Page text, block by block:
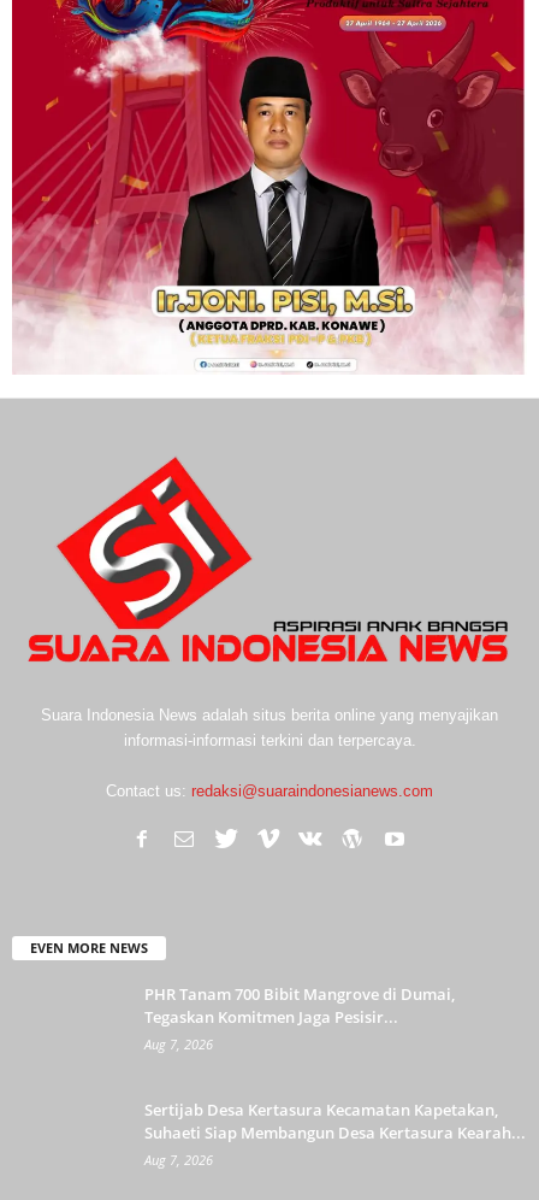
Suara Indonesia News adalah situs berita online yang menyajikan
informasi-informasi terkini dan terpercaya.
Contact us: redaksi@suaraindonesianews.com
EVEN MORE NEWS
PHR Tanam 700 Bibit Mangrove di Dumai,
Tegaskan Komitmen Jaga Pesisir...
Aug 7, 2026
Sertijab Desa Kertasura Kecamatan Kapetakan,
Suhaeti Siap Membangun Desa Kertasura Kearah...
Aug 7, 2026